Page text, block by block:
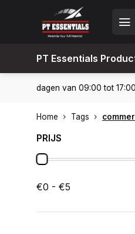
PT Essentials
Levering in heel
Home Tags
PRIJS
€0 - €5